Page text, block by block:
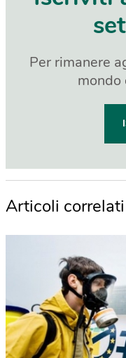
Per rimanere
Articoli correlati